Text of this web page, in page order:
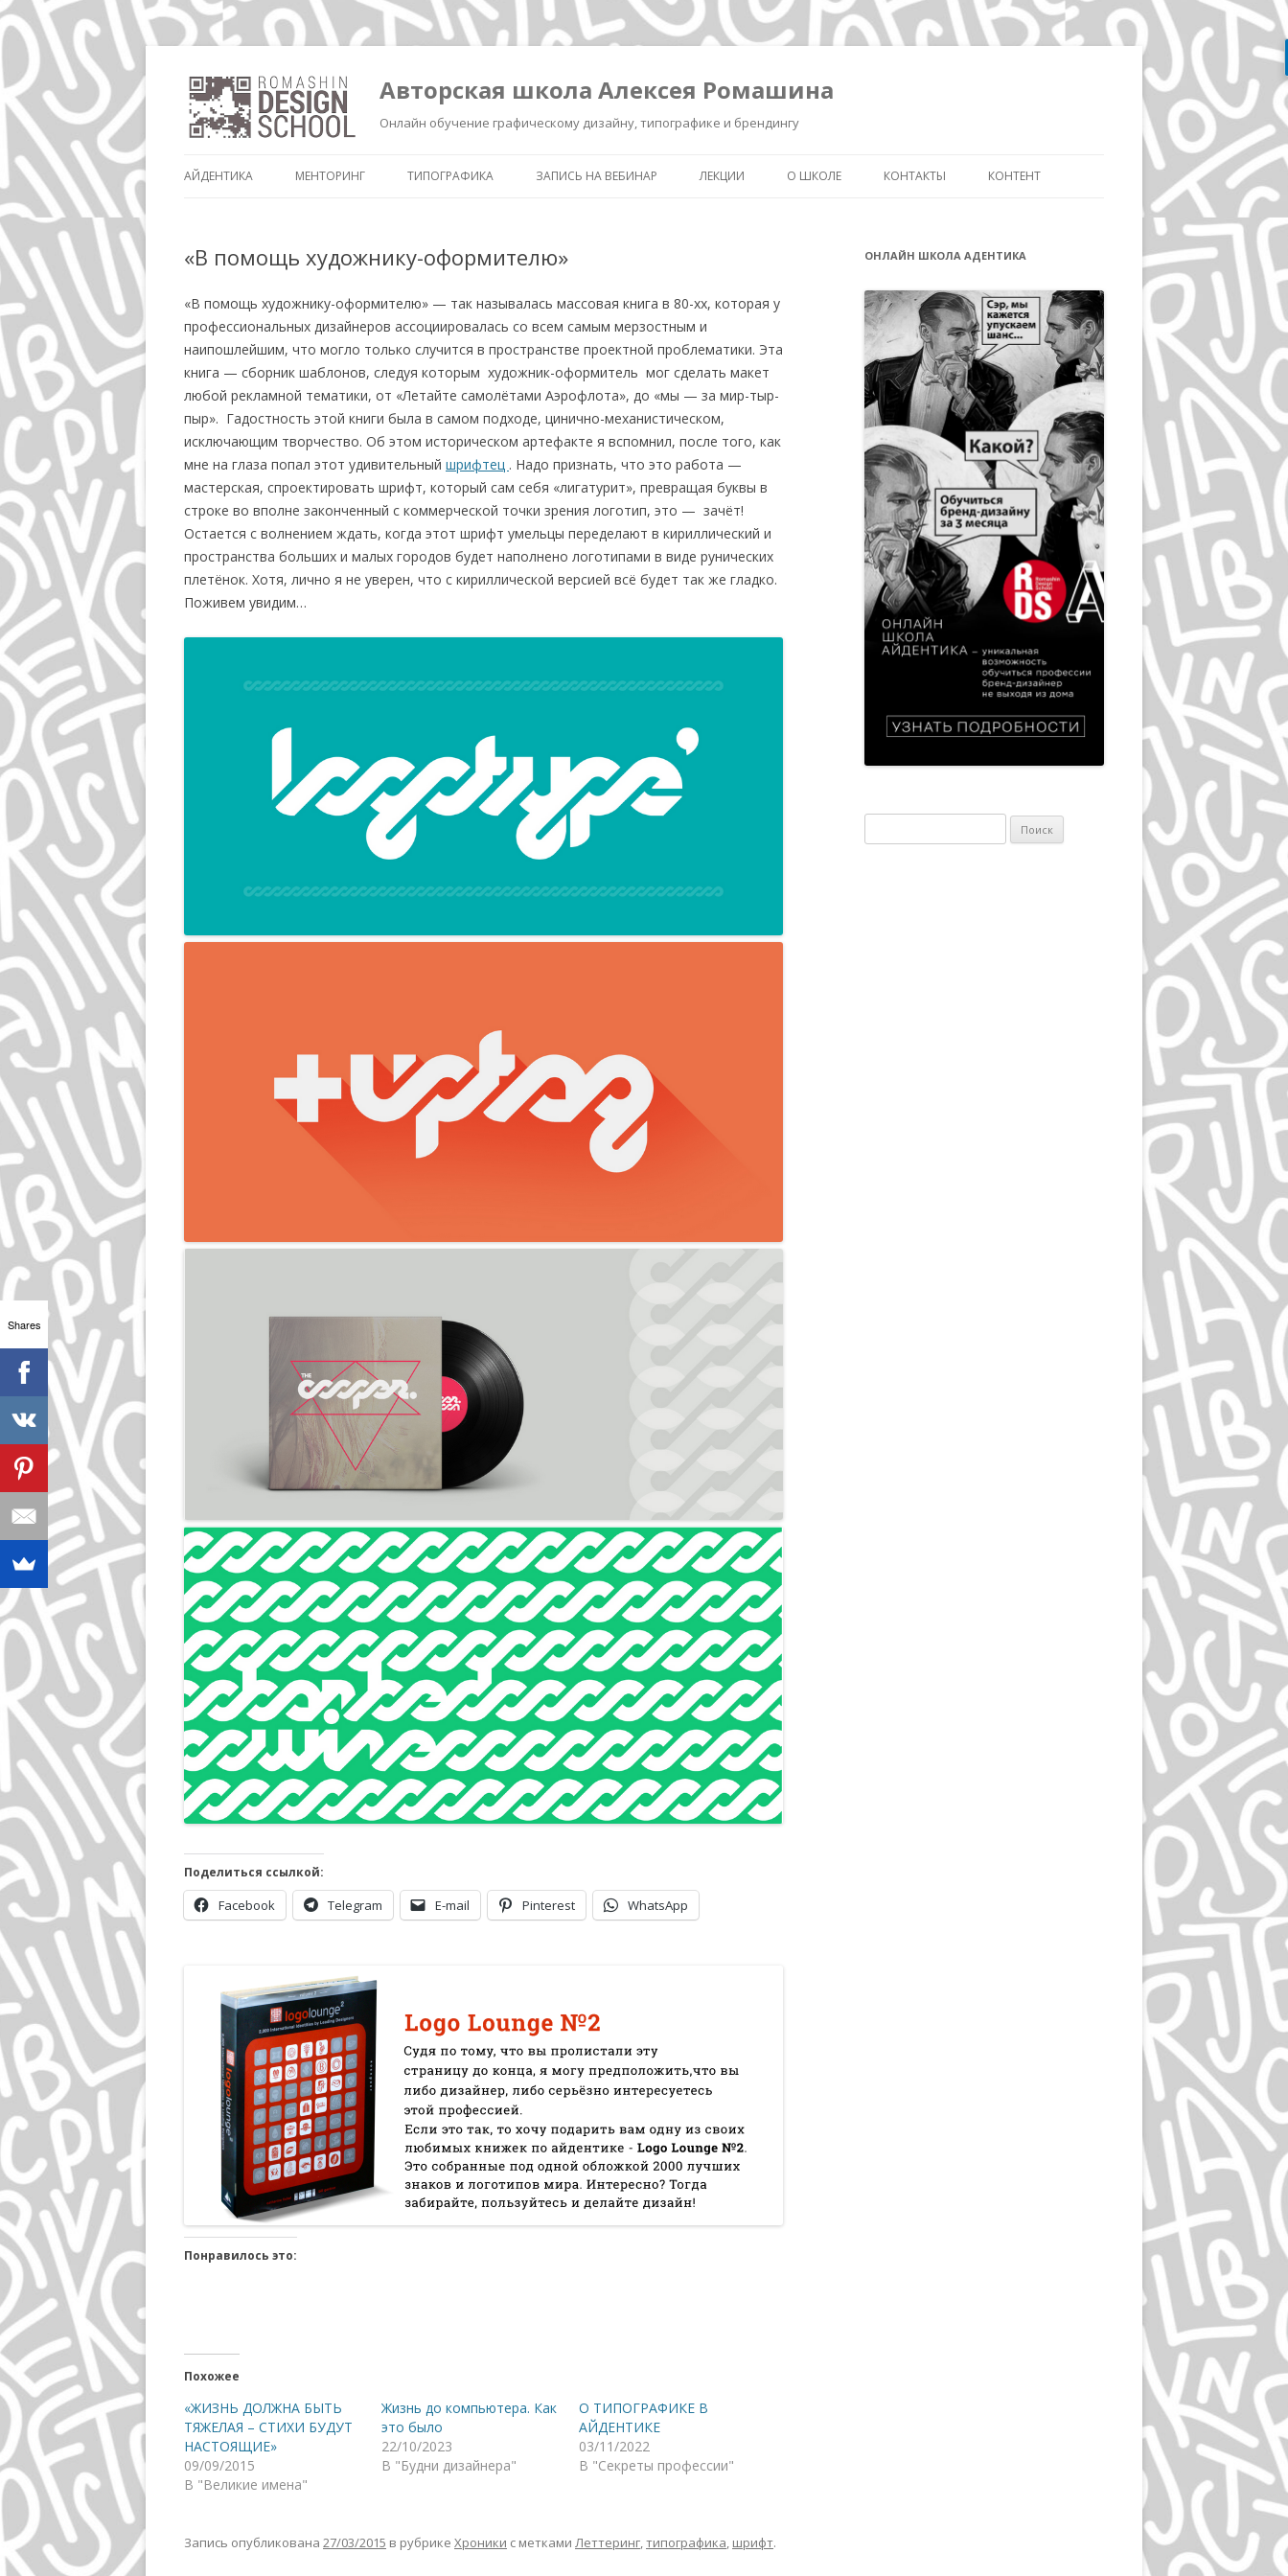
Авторская школа Алексея Ромашина
Онлайн обучение графическому дизайну, типографике и брендингу
АЙДЕНТИКА МЕНТОРИНГ ТИПОГРАФИКА ЗАПИСЬ НА ВЕБИНАР
КАК СДЕЛАТЬ ЗНАК УМНЫМ.
ЛЕКЦИИ
ДИЗАЙНЕРОВ И РЕКЛАМИСТОВ»
ЗАПИСЬ ЛЕКЦИИ
«ИСТОРИЧЕСКОЕ
ПРОТОТИПИРОВАНИЕ В
ДИЗАЙНЕ»
3 ЛЕКЦИИ О ГРАФИЧЕСКОМ
ДИЗАЙНЕ ГЦСИ
О ШКОЛЕ
ОБУЧЕНИЕ ДИЗАЙНУ И
КОНТАКТЫ КОНТЕНТ
ЭВОЛЮЦИЯ АЙДЕНТИКИ
ДЭВИД КАРСОН
ВОЛЬФГАНГ ВАЙНГАРД
ГЕРБ ЛЮБАЛИН
ПОЛ РЕНД
ЭПРИЛ ГРЕЙМАН
ИВАН ЧЕРМАЕВ
АЛАН ФЛЕТЧЕР
ГРУППА HIPGNOSIS
KАРЕЛ МАРТЕНС
РОЛЬФ МЮЛЛЕР
ДАН РАЙЗИНГЕР
ВЕРНЕР ЕККЕР
ДМИТРИЙ КАВКО
ЛЕЙЕНДЕКЕР
«В помощь художнику-оформителю»
«В помощь художнику-оформителю» — так называлась массовая книга в 80-хх, которая у
профессиональных дизайнеров ассоциировалась со всем самым мерзостным и
наипошлейшим, что могло только случится в пространстве проектной проблематики. Эта
книга — сборник шаблонов, следуя которым художник-оформитель мог сделать макет
любой рекламной тематики, от «Летайте самолётами Аэрофлота», до «мы — за мир-тыр-
пыр». Гадостность этой книги была в самом подходе, цинично-механистическом,
исключающим творчество. Об этом историческом артефакте я вспомнил, после того, как
мне на глаза попал этот удивительный шрифтец . Надо признать, что это работа —
мастерская, спроектировать шрифт, который сам себя «лигатурит», превращая буквы в
строке во вполне законченный с коммерческой точки зрения логотип, это — зачёт!
Остается с волнением ждать, когда этот шрифт умельцы переделают в кириллический и
пространства больших и малых городов будет наполнено логотипами в виде рунических
плетёнок. Хотя, лично я не уверен, что с кириллической версией всё будет так же гладко.
Поживем увидим…
Поделиться ссылкой:
Facebook Telegram E-mail Pinterest WhatsApp
Понравилось это:
Похожее
«ЖИЗНЬ ДОЛЖНА БЫТЬ
ТЯЖЕЛАЯ – СТИХИ БУДУТ
НАСТОЯЩИЕ»
09/09/2015
В "Великие имена"
Жизнь до компьютера. Как
это было
22/10/2023
В "Будни дизайнера"
О ТИПОГРАФИКЕ В
АЙДЕНТИКЕ
03/11/2022
В "Секреты профессии"
Запись опубликована 27/03/2015 в рубрике Хроники с метками Леттеринг,типографика, шрифт.
ОНЛАЙН ШКОЛА АДЕНТИКА
Shares